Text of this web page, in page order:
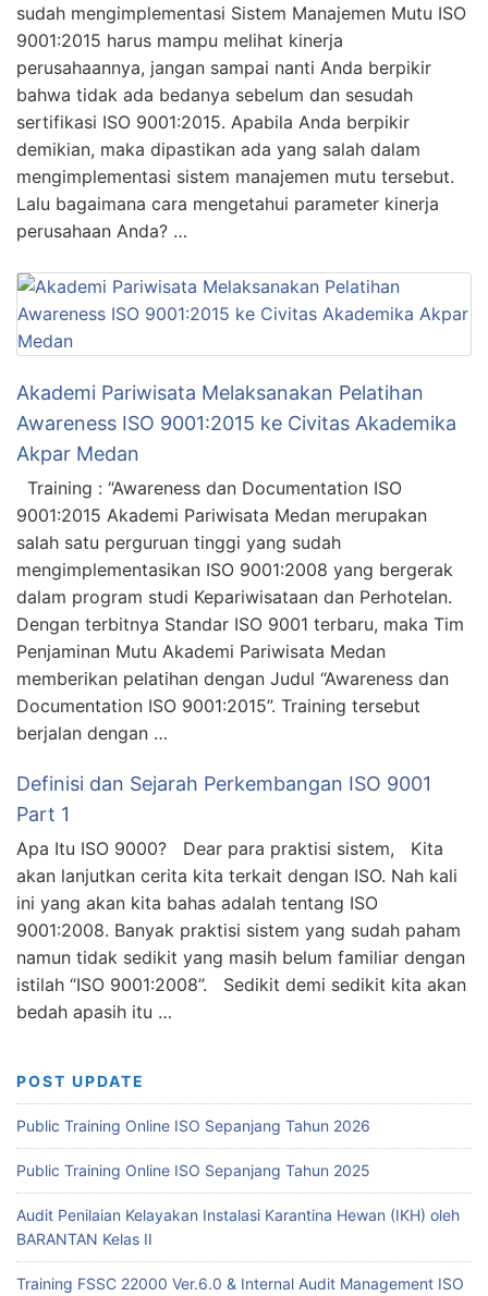
sudah mengimplementasi Sistem Manajemen Mutu ISO
9001:2015 harus mampu melihat kinerja
perusahaannya, jangan sampai nanti Anda berpikir
bahwa tidak ada bedanya sebelum dan sesudah
sertifikasi ISO 9001:2015. Apabila Anda berpikir
demikian, maka dipastikan ada yang salah dalam
mengimplementasi sistem manajemen mutu tersebut.
Lalu bagaimana cara mengetahui parameter kinerja
perusahaan Anda? …
Akademi Pariwisata Melaksanakan Pelatihan
Awareness ISO 9001:2015 ke Civitas Akademika
Akpar Medan
Training : “Awareness dan Documentation ISO
9001:2015 Akademi Pariwisata Medan merupakan
salah satu perguruan tinggi yang sudah
mengimplementasikan ISO 9001:2008 yang bergerak
dalam program studi Kepariwisataan dan Perhotelan.
Dengan terbitnya Standar ISO 9001 terbaru, maka Tim
Penjaminan Mutu Akademi Pariwisata Medan
memberikan pelatihan dengan Judul “Awareness dan
Documentation ISO 9001:2015”. Training tersebut
berjalan dengan …
Definisi dan Sejarah Perkembangan ISO 9001
Part 1
Apa Itu ISO 9000? Dear para praktisi sistem, Kita
akan lanjutkan cerita kita terkait dengan ISO. Nah kali
ini yang akan kita bahas adalah tentang ISO
9001:2008. Banyak praktisi sistem yang sudah paham
namun tidak sedikit yang masih belum familiar dengan
istilah “ISO 9001:2008”. Sedikit demi sedikit kita akan
bedah apasih itu …
POST UPDATE
Public Training Online ISO Sepanjang Tahun 2026
Public Training Online ISO Sepanjang Tahun 2025
Audit Penilaian Kelayakan Instalasi Karantina Hewan (IKH) oleh
BARANTAN Kelas II
Training FSSC 22000 Ver.6.0 & Internal Audit Management ISO